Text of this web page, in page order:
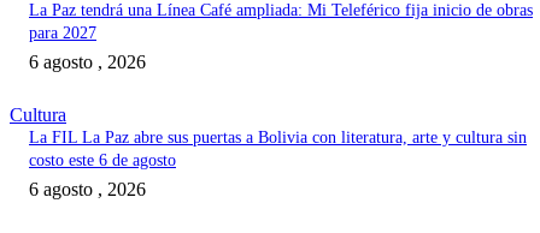
La Paz tendrá una Línea Café ampliada: Mi Teleférico fija inicio de obras
para 2027
6 agosto , 2026
Cultura
La FIL La Paz abre sus puertas a Bolivia con literatura, arte y cultura sin
costo este 6 de agosto
6 agosto , 2026